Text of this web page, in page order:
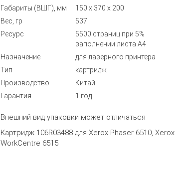
Габариты (ВШГ), мм
150 x 370 x 200
Вес, гр
537
Ресурс
5500 страниц при 5%
заполнении листа А4
Назначение
для лазерного принтера
Тип
картридж
Производство
Китай
Гарантия
1 год
Внешний вид упаковки может отличаться
Картридж 106R03488 для Xerox Phaser 6510, Xerox
WorkCentre 6515